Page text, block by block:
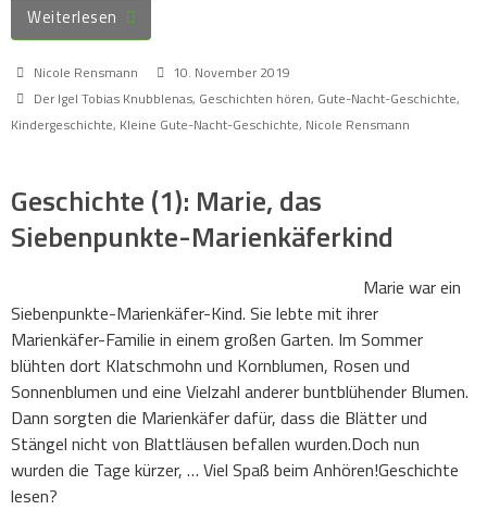
Weiterlesen
Nicole Rensmann
10. November 2019
Der Igel Tobias Knubblenas, Geschichten hören, Gute-Nacht-Geschichte,
Kindergeschichte, Kleine Gute-Nacht-Geschichte, Nicole Rensmann
Geschichte (1): Marie, das
Siebenpunkte-Marienkäferkind
Marie war ein
Siebenpunkte-Marienkäfer-Kind. Sie lebte mit ihrer
Marienkäfer-Familie in einem großen Garten. Im Sommer
blühten dort Klatschmohn und Kornblumen, Rosen und
Sonnenblumen und eine Vielzahl anderer buntblühender Blumen.
Dann sorgten die Marienkäfer dafür, dass die Blätter und
Stängel nicht von Blattläusen befallen wurden.Doch nun
wurden die Tage kürzer, … Viel Spaß beim Anhören!Geschichte
lesen?